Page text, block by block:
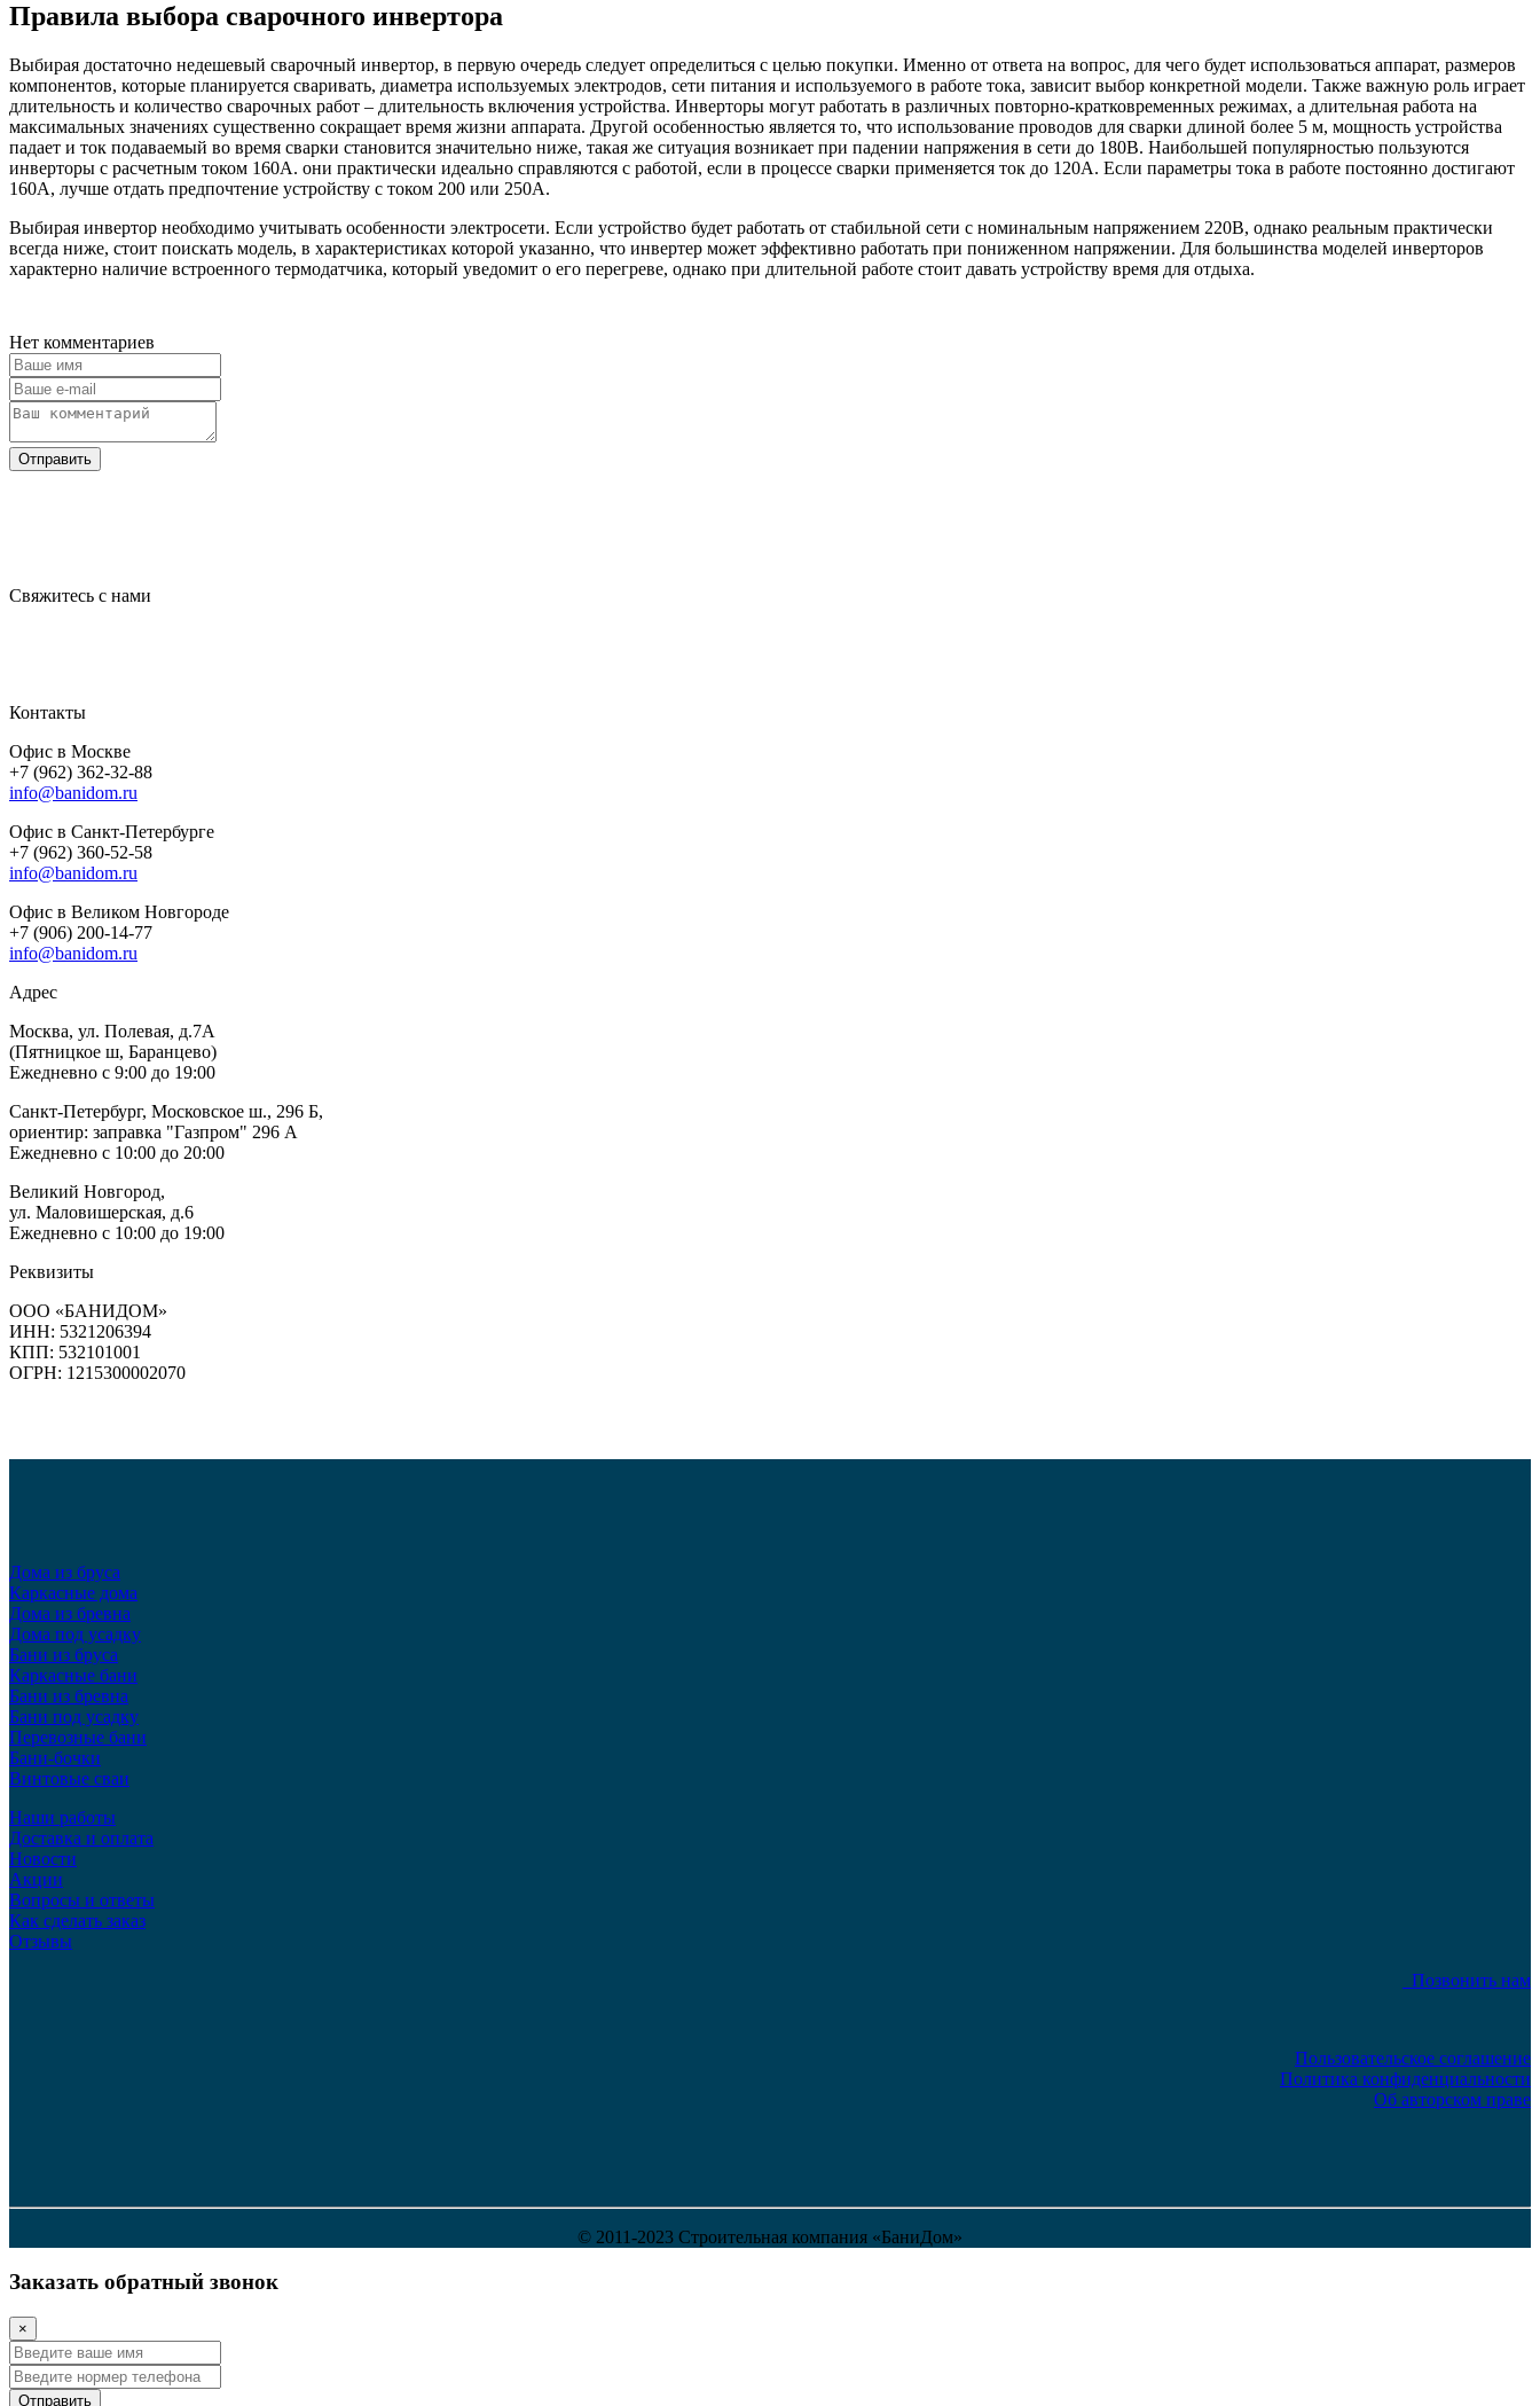
Правила выбора сварочного инвертора
Выбирая достаточно недешевый сварочный инвертор, в первую очередь следует определиться с целью покупки. Именно от ответа на вопрос, для чего будет использоваться аппарат, размеров
компонентов, которые планируется сваривать, диаметра используемых электродов, сети питания и используемого в работе тока, зависит выбор конкретной модели. Также важную роль играет
длительность и количество сварочных работ – длительность включения устройства. Инверторы могут работать в различных повторно-кратковременных режимах, а длительная работа на
максимальных значениях существенно сокращает время жизни аппарата. Другой особенностью является то, что использование проводов для сварки длиной более 5 м, мощность устройства
падает и ток подаваемый во время сварки становится значительно ниже, такая же ситуация возникает при падении напряжения в сети до 180В. Наибольшей популярностью пользуются
инверторы с расчетным током 160А. они практически идеально справляются с работой, если в процессе сварки применяется ток до 120А. Если параметры тока в работе постоянно достигают
160А, лучше отдать предпочтение устройству с током 200 или 250А.
Выбирая инвертор необходимо учитывать особенности электросети. Если устройство будет работать от стабильной сети с номинальным напряжением 220В, однако реальным практически
всегда ниже, стоит поискать модель, в характеристиках которой указанно, что инвертер может эффективно работать при пониженном напряжении. Для большинства моделей инверторов
характерно наличие встроенного термодатчика, который уведомит о его перегреве, однако при длительной работе стоит давать устройству время для отдыха.
Нет комментариев
Отправить
Свяжитесь с нами
Контакты
Офис в Москве
+7 (962) 362-32-88
info@banidom.ru
Офис в Санкт-Петербурге
+7 (962) 360-52-58
info@banidom.ru
Офис в Великом Новгороде
+7 (906) 200-14-77
info@banidom.ru
Адрес
Москва, ул. Полевая, д.7А
(Пятницкое ш, Баранцево)
Ежедневно с 9:00 до 19:00
Санкт-Петербург, Московское ш., 296 Б,
ориентир: заправка "Газпром" 296 А
Ежедневно с 10:00 до 20:00
Великий Новгород,
ул. Маловишерская, д.6
Ежедневно с 10:00 до 19:00
Реквизиты
ООО «БАНИДОМ»
ИНН: 5321206394
КПП: 532101001
ОГРН: 1215300002070
Дома из бруса
Каркасные дома
Дома из бревна
Дома под усадку
Бани из бруса
Каркасные бани
Бани из бревна
Бани под усадку
Перевозные бани
Бани-бочки
Винтовые сваи
Наши работы
Доставка и оплата
Новости
Акции
Вопросы и ответы
Как сделать заказ
Отзывы
Позвонить нам
Пользовательское соглашение
Политика конфиденциальности
Об авторском праве
© 2011-2023 Строительная компания «БаниДом»
Заказать обратный звонок
×
Отправить